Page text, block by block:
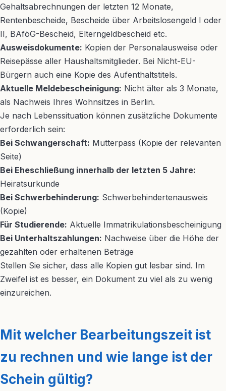
Gehaltsabrechnungen der letzten 12 Monate,
Rentenbescheide, Bescheide über Arbeitslosengeld I oder
II, BAföG-Bescheid, Elterngeldbescheid etc.
Ausweisdokumente: Kopien der Personalausweise oder
Reisepässe aller Haushaltsmitglieder. Bei Nicht-EU-
Bürgern auch eine Kopie des Aufenthaltstitels.
Aktuelle Meldebescheinigung: Nicht älter als 3 Monate,
als Nachweis Ihres Wohnsitzes in Berlin.
Je nach Lebenssituation können zusätzliche Dokumente
erforderlich sein:
Bei Schwangerschaft: Mutterpass (Kopie der relevanten
Seite)
Bei Eheschließung innerhalb der letzten 5 Jahre:
Heiratsurkunde
Bei Schwerbehinderung: Schwerbehindertenausweis
(Kopie)
Für Studierende: Aktuelle Immatrikulationsbescheinigung
Bei Unterhaltszahlungen: Nachweise über die Höhe der
gezahlten oder erhaltenen Beträge
Stellen Sie sicher, dass alle Kopien gut lesbar sind. Im
Zweifel ist es besser, ein Dokument zu viel als zu wenig
einzureichen.
Mit welcher Bearbeitungszeit ist
zu rechnen und wie lange ist der
Schein gültig?